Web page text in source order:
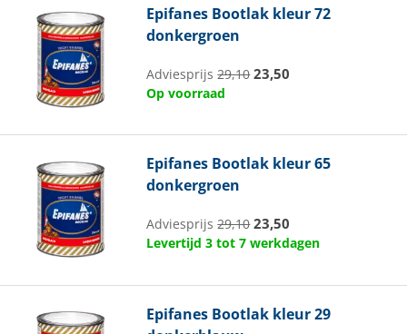
Epifanes Bootlak kleur 72
donkergroen
Adviesprijs29,10 23,50
Op voorraad
Epifanes Bootlak kleur 65
donkergroen
Adviesprijs29,10 23,50
Levertijd 3 tot 7 werkdagen
Epifanes Bootlak kleur 29